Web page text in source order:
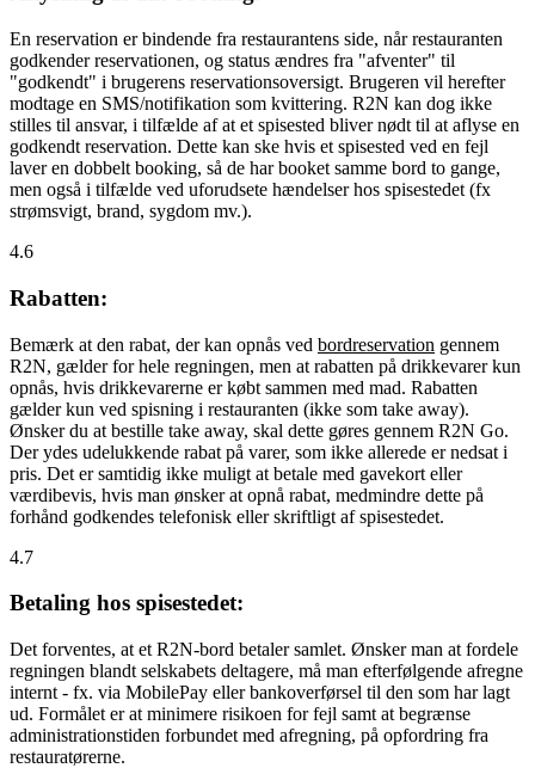
En reservation er bindende fra restaurantens side, når restauranten
godkender reservationen, og status ændres fra "afventer" til
"godkendt" i brugerens reservationsoversigt. Brugeren vil herefter
modtage en SMS/notifikation som kvittering. R2N kan dog ikke
stilles til ansvar, i tilfælde af at et spisested bliver nødt til at aflyse en
godkendt reservation. Dette kan ske hvis et spisested ved en fejl
laver en dobbelt booking, så de har booket samme bord to gange,
men også i tilfælde ved uforudsete hændelser hos spisestedet (fx
strømsvigt, brand, sygdom mv.).
4.6
Rabatten:
Bemærk at den rabat, der kan opnås ved bordreservation gennem
R2N, gælder for hele regningen, men at rabatten på drikkevarer kun
opnås, hvis drikkevarerne er købt sammen med mad. Rabatten
gælder kun ved spisning i restauranten (ikke som take away).
Ønsker du at bestille take away, skal dette gøres gennem R2N Go.
Der ydes udelukkende rabat på varer, som ikke allerede er nedsat i
pris. Det er samtidig ikke muligt at betale med gavekort eller
værdibevis, hvis man ønsker at opnå rabat, medmindre dette på
forhånd godkendes telefonisk eller skriftligt af spisestedet.
4.7
Betaling hos spisestedet:
Det forventes, at et R2N-bord betaler samlet. Ønsker man at fordele
regningen blandt selskabets deltagere, må man efterfølgende afregne
internt - fx. via MobilePay eller bankoverførsel til den som har lagt
ud. Formålet er at minimere risikoen for fejl samt at begrænse
administrationstiden forbundet med afregning, på opfordring fra
restauratørerne.